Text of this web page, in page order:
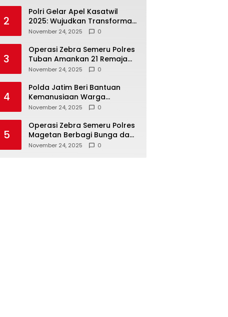
2
Polri Gelar Apel Kasatwil
2025: Wujudkan Transformasi
Polri yang Profesional untuk
November 24, 2025 0
3
Operasi Zebra Semeru Polres
Tuban Amankan 21 Remaja
Pelaku Balap Liar
November 24, 2025 0
4
Polda Jatim Beri Bantuan
Kemanusiaan Warga
Terdampak Erupsi Gunung
November 24, 2025 0
5
Operasi Zebra Semeru Polres
Magetan Berbagi Bunga dan
Coklat Ajak Warga Tertib
November 24, 2025 0